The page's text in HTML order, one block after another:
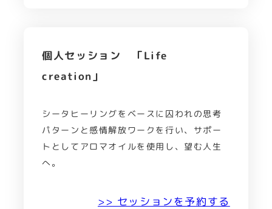
個人セッション 「Life
creation」
シータヒーリングをベースに囚われの思考
パターンと感情解放ワークを行い、サポー
トとしてアロマオイルを使用し、望む人生
へ。
>> セッションを予約する